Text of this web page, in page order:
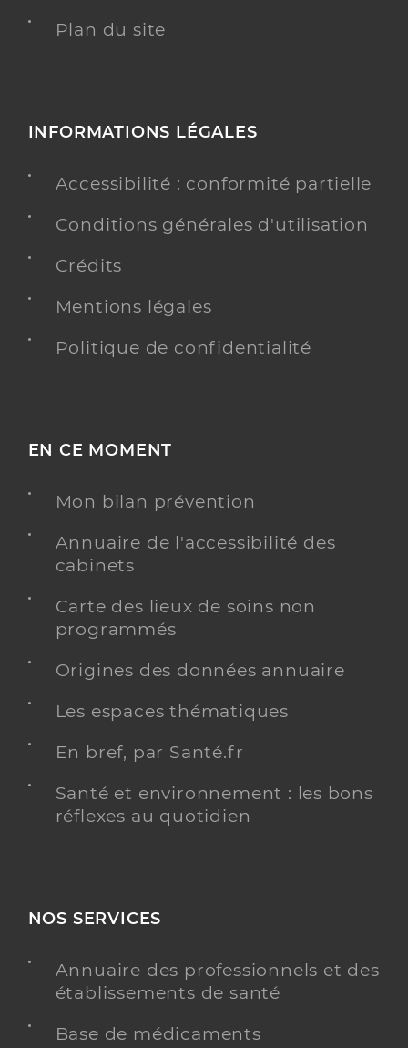
Plan du site
INFORMATIONS LÉGALES
Accessibilité : conformité partielle
Conditions générales d'utilisation
Crédits
Mentions légales
Politique de confidentialité
EN CE MOMENT
Mon bilan prévention
Annuaire de l'accessibilité des
cabinets
Carte des lieux de soins non
programmés
Origines des données annuaire
Les espaces thématiques
En bref, par Santé.fr
Santé et environnement : les bons
réflexes au quotidien
NOS SERVICES
Annuaire des professionnels et des
établissements de santé
Base de médicaments